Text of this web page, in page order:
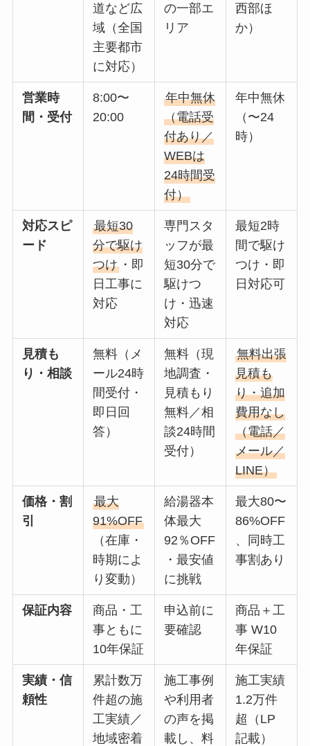
道など広
域（全国
主要都市
に対応）
の一部エ
リア
西部ほ
か）
営業時
間・受付
8:00〜
20:00
年中無休
（電話受
付あり／
WEBは
24時間受
付）
年中無休
（〜24
時）
対応スピ
ード
最短30
分で駆け
つけ ・即
日工事に
対応
専門スタ
ッフが最
短30分で
駆けつ
け・迅速
対応
最短2時
間で駆け
つけ・即
日対応可
見積も
り・相談
無料（メ
ール24時
間受付・
即日回
答）
無料（現
地調査・
見積もり
無料／相
談24時間
受付）
無料出張
見積も
り・追加
費用なし
（電話／
メール／
LINE）
価格・割
引
最大
91%OFF
（在庫・
時期によ
り変動）
給湯器本
体最大
92％OFF
・最安値
に挑戦
最大80〜
86%OFF
、同時工
事割あり
保証内容
商品・工
事ともに
10年保証
申込前に
要確認
商品＋工
事 W10
年保証
実績・信
頼性
累計数万
件超の施
工実績／
地域密着
施工事例
や利用者
の声を掲
載し、料
施工実績
1.2万件
超（LP
記載）